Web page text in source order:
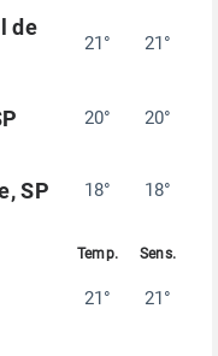
de
21° 21°
20° 20°
SP 18° 18°
21° 21°